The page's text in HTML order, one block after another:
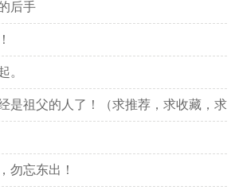
后手
。
是祖父的人了！（求推荐，求收藏，求
勿忘东出！